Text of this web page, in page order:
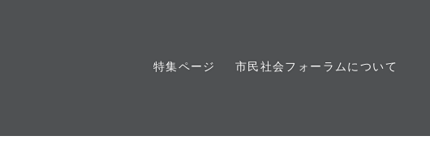
特集ページ 市民社会フォーラムについて